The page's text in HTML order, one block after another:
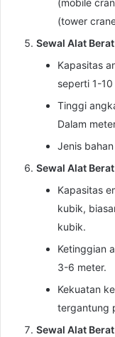
(mobile
(tower
Sewal Alat Berat
Kapasitas
seperti 1-10
Tinggi
Dalam
Jenis
Sewal Alat Berat
Kapasitas
kubik,
kubik.
Ketinggian
3-6 meter.
Kekuatan
tergantung
Sewal Alat